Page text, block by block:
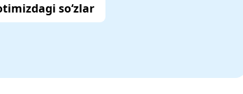
so‘zlar